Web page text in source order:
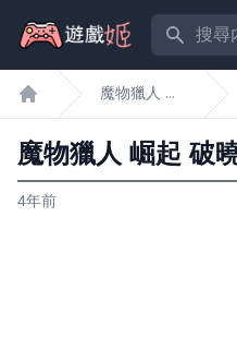
搜尋內容
遊戲姬首頁
魔物獵人 崛
起 破曉
4年前